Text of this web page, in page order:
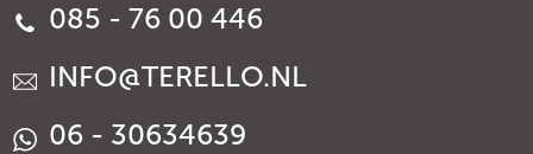
085 - 76 00 446
INFO@TERELLO.NL
06 - 30634639